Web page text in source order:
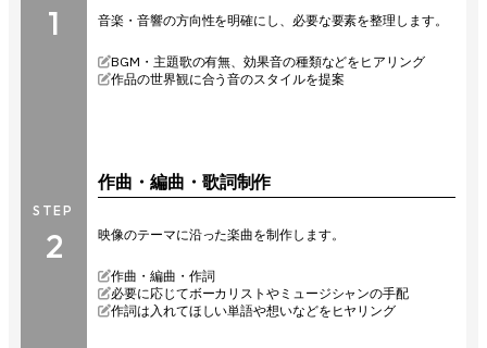
1 音楽・音響の方向性を明確にし、必要な要素を整理します。
BGM・主題歌の有無、効果音の種類などをヒアリング
作品の世界観に合う音のスタイルを提案
STEP
2
作曲・編曲・歌詞制作
映像のテーマに沿った楽曲を制作します。
作曲・編曲・作詞
必要に応じてボーカリストやミュージシャンの手配
作詞は入れてほしい単語や想いなどをヒヤリング